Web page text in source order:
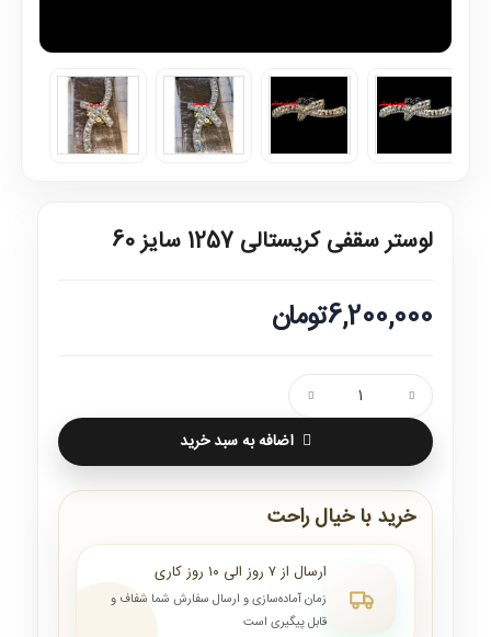
لوستر سقفی کریستالی 1257 سایز 60
6,200,000تومان
اضافه به سبد خرید
خرید با خیال راحت
ارسال از ۷ روز الی ۱۰ روز کاری
زمان آماده‌سازی و ارسال سفارش شما شفاف و
قابل پیگیری است